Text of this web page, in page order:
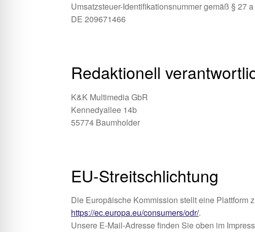
Umsatzsteuer-Identifikationsnummer gemäß § 27
DE 209671466
Redaktionell
K&K Multimedia GbR
Kennedyallee 14b
55774 Baumholder
EU-Streitschlichtung
Die Europäische Kommission stellt eine Plattform
https://ec.europa.eu/consumers/odr/.
Unsere E-Mail-Adresse finden Sie oben im